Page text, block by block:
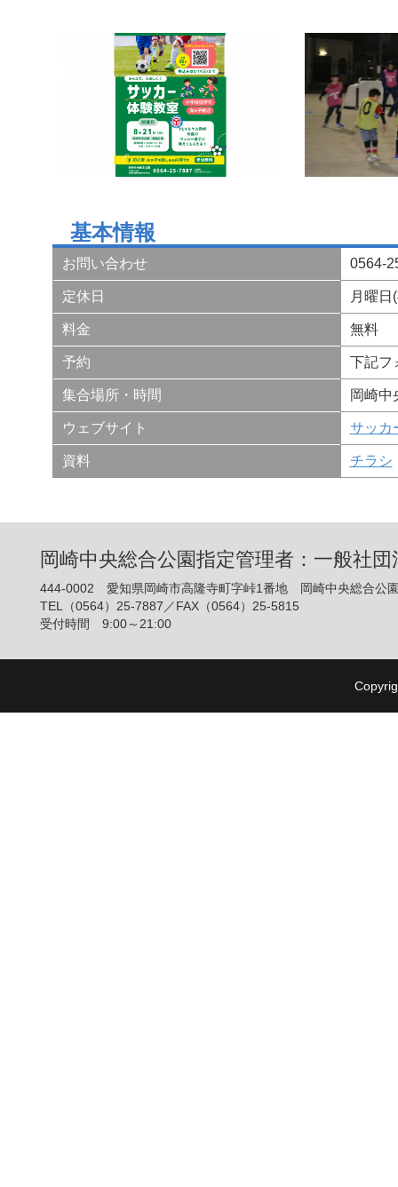
基本情報
お問い合わせ 0564-
定休日 月曜日
料金 無料
予約 下記フ
集合場所・時間 岡崎
ウェブサイト サッ
資料 チラシ
岡崎中央総合公園指定管理者：一般社
444-0002 愛知県岡崎市高隆寺町字峠1番地 岡崎中央総合公
TEL（0564）25-7887／FAX（0564）25-5815
受付時間 9:00～21:00